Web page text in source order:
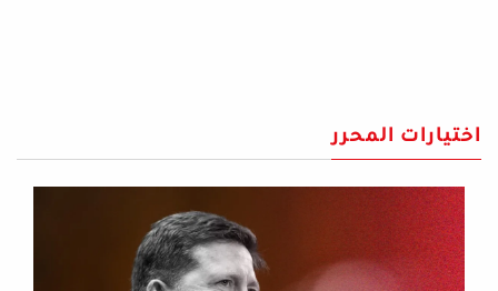
اختيارات المحرر